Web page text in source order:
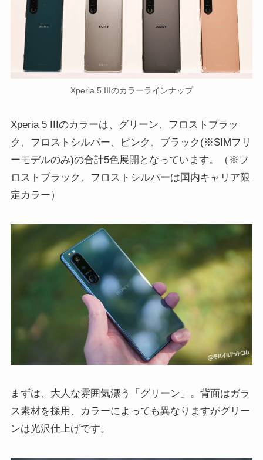
Xperia 5 IIIのカラーラインナップ
Xperia 5 IIIのカラーは、グリーン、フロストブラッ
ク、フロストシルバー、ピンク、ブラック(※SIMフリ
ーモデルのみ)の合計5色展開となっています。（※フ
ロストブラック、フロストシルバーは国内キャリア限
定カラー）
まずは、大人な雰囲気漂う「グリーン」。背面はガラ
ス素材を採用、カラーによっても異なりますがグリー
ンは光沢仕上げです。